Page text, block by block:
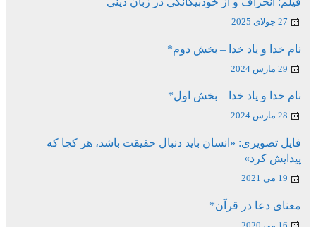
27 جولای 2025
نام خدا و یاد خدا – بخش دوم*
29 مارس 2024
نام خدا و یاد خدا – بخش اول*
28 مارس 2024
فایل تصویری: «انسان باید دنبال حقیقت باشد، هر کجا که
پیدایش کرد»
19 می 2021
معنای دعا در قرآن*